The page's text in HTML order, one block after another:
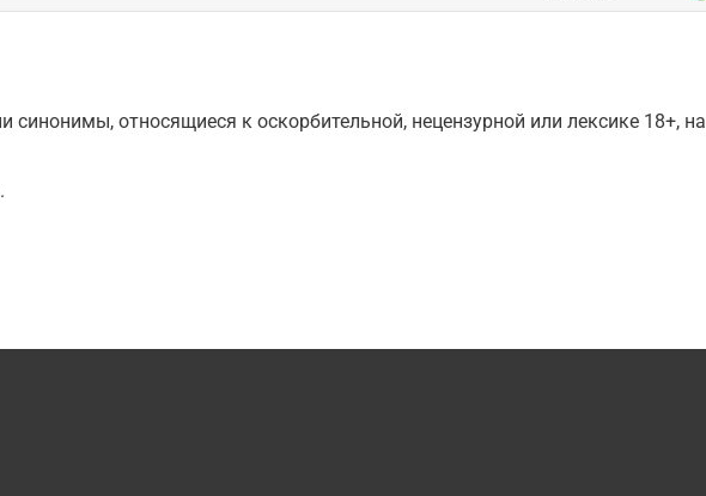
относящиеся к оскорбительной, нецензурной или лексике 18+,